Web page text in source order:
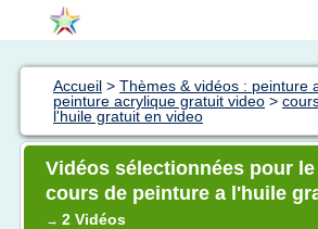
Accueil > Thèmes & vidéos : peinture
peinture acrylique gratuit video >
l'huile gratuit en video
Vidéos sélectionnées pour
cours de peinture a l'huile
→ 2 Vidéos